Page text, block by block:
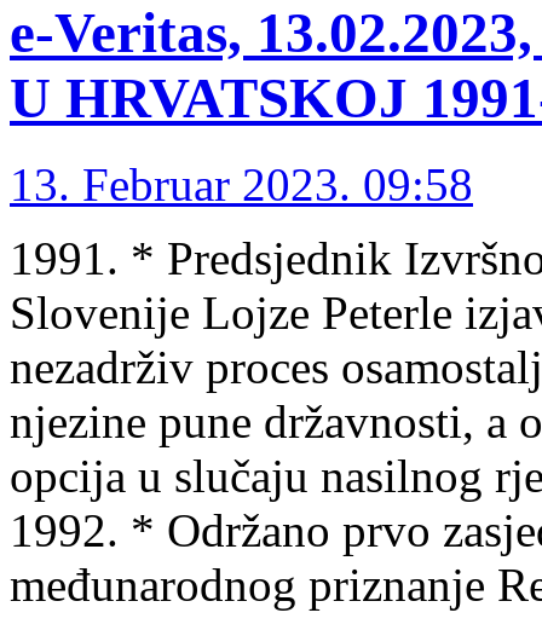
e-Veritas,
U HRVATSKOJ
13. Februar 2023. 09:58
1991. * Predsjednik
Slovenije Lojze Peterle
nezadrživ proces
njezine pune državnosti, a
opcija u slučaju nasilnog
1992. * Održano prvo
međunarodnog priznanje